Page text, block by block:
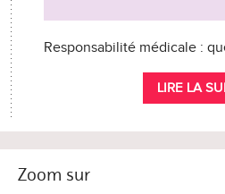
Responsabilité médicale :
LIRE LA
Zoom sur